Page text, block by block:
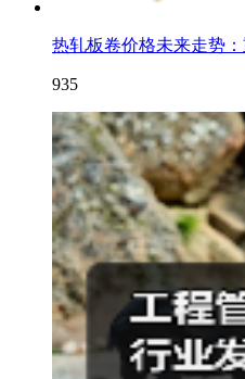
热轧板卷价格未来走势
935